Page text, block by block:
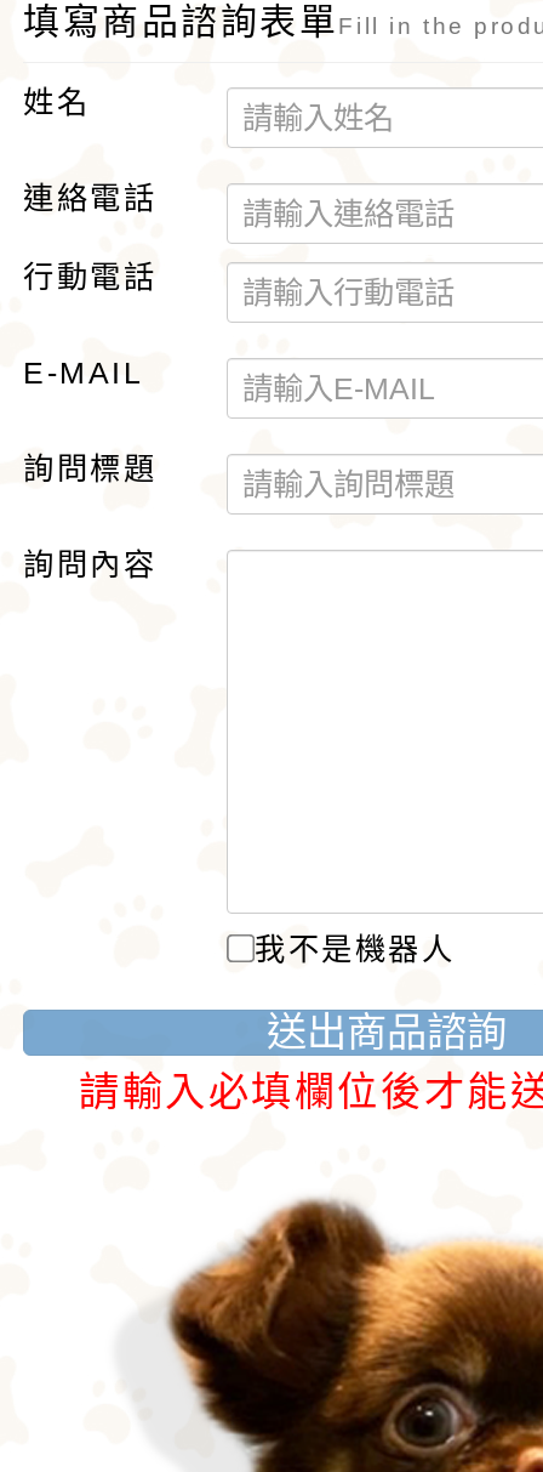
填寫商品諮詢表單Fill in the
姓名
連絡電話
行動電話
E-MAIL
詢問標題
詢問內容
我不是機器人
送出商品諮詢
請輸入必填欄位後才能